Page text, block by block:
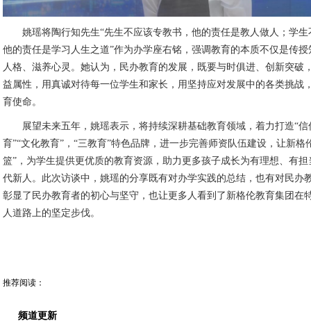
姚瑶将陶行知先生“先生不应该专教书，他的责任是教人做人；学
他的责任是学习人生之道”作为办学座右铭，强调教育的本质不仅是传
人格、滋养心灵。她认为，民办教育的发展，既要与时俱进、创新突破
益属性，用真诚对待每一位学生和家长，用坚持应对发展中的各类挑战
育使命。
展望未来五年，姚瑶表示，将持续深耕基础教育领域，着力打造“信
育”“文化教育”，“三教育”特色品牌，进一步完善师资队伍建设，让新格
篮”，为学生提供更优质的教育资源，助力更多孩子成长为有理想、有
代新人。此次访谈中，姚瑶的分享既有对办学实践的总结，也有对民办
彰显了民办教育者的初心与坚守，也让更多人看到了新格伦教育集团在
人道路上的坚定步伐。
推荐阅读：
频道更新